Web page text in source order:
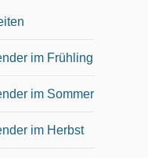
im Frühling
im Sommer
im Herbst